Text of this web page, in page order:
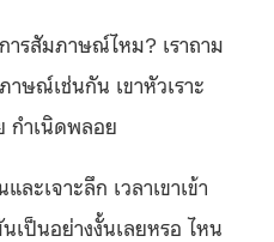
รสัมภาษณ์ไหม? เราถาม
ษณ์เช่นกัน เขาหัวเราะ
กำเนิดพลอย
ละเจาะลึก เวลาเขาเข้า
เป็นอย่างงั้นเลยหรอ ไหน